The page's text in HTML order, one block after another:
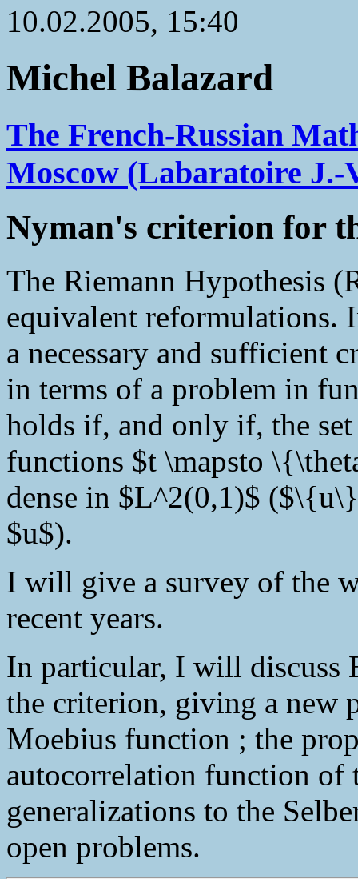
10.02.2005, 15:40
Michel Balazard
The French-Russian
Moscow (Labaratoire J.-
Nyman's criterion for
The Riemann Hypothesis
equivalent reformulations.
a necessary and sufficient
in terms of a problem in
holds if, and only if, the
functions $t \mapsto
dense in $L^2(0,1)$
$u$).
I will give a survey of the
recent years.
In particular, I will discuss
the criterion, giving a new
Moebius function ; the
autocorrelation function
generalizations to the
open problems.